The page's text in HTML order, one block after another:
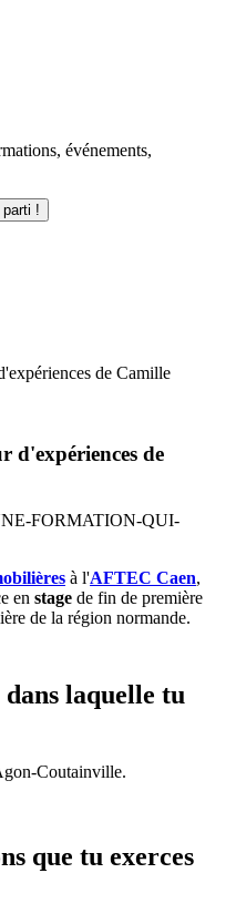
événements,
!
de Camille
d'expériences de
à l'AFTEC Caen,
en stage de fin de première
de la région normande.
laquelle tu
Coutainville.
que tu exerces